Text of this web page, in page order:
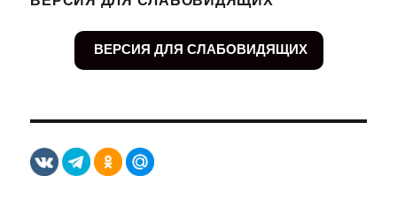
ВЕРСИЯ ДЛЯ СЛАБОВИДЯЩИХ